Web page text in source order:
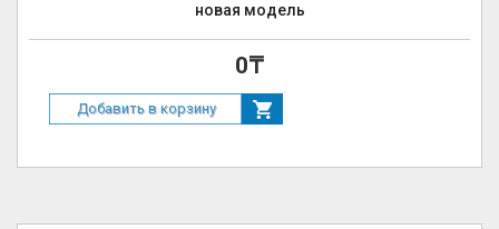
новая модель
0₸
Добавить в корзину